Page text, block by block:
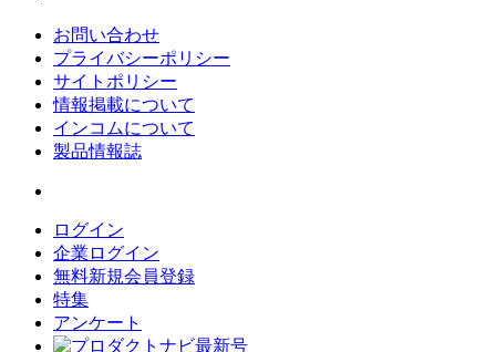
お問い合わせ
プライバシーポリシー
サイトポリシー
情報掲載について
インコムについて
製品情報誌
ログイン
企業ログイン
無料新規会員登録
特集
アンケート